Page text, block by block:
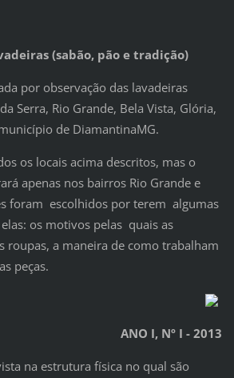
(sabão, pão e tradição)
por observação das lavadeiras
Serra, Rio Grande, Bela Vista, Glória,
de DiamantinaMG.
os locais acima descritos, mas o
apenas nos bairros Rio Grande e
foram escolhidos por terem algumas
os motivos pelas quais as
roupas, a maneira de como trabalham
peças.
ANO I, Nº I - 2013
na estrutura física no qual são